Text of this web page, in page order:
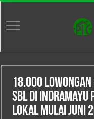
18.000
SBL di
Lokal Mulai Juni